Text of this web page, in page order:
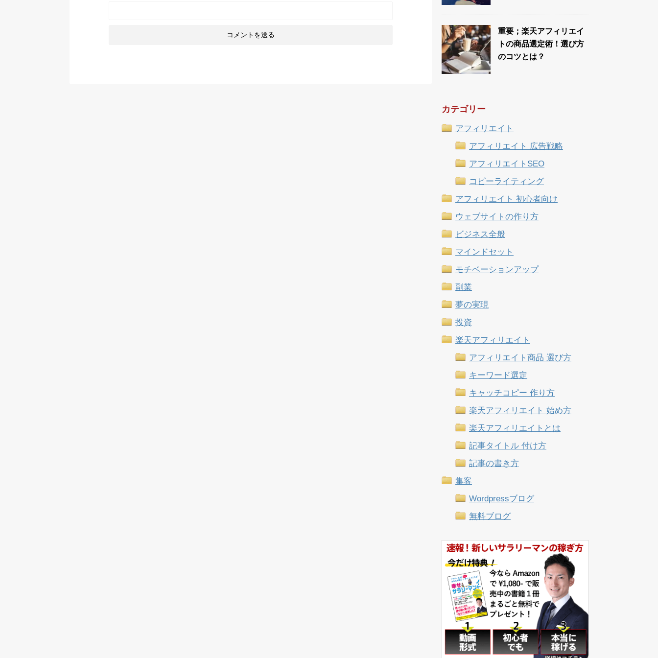
重要；楽天アフィリエイ
トの商品選定術！選び方
のコツとは？
カテゴリー
アフィリエイト
アフィリエイト 広告戦略
アフィリエイトSEO
コピーライティング
アフィリエイト 初心者向け
ウェブサイトの作り方
ビジネス全般
マインドセット
モチベーションアップ
副業
夢の実現
投資
楽天アフィリエイト
アフィリエイト商品 選び方
キーワード選定
キャッチコピー 作り方
楽天アフィリエイト 始め方
楽天アフィリエイトとは
記事タイトル 付け方
記事の書き方
集客
Wordpressブログ
無料ブログ